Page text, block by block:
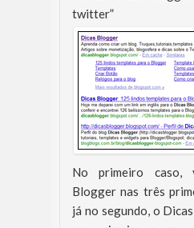
twitter”
No primeiro caso,
Blogger nas três
já no segundo, o